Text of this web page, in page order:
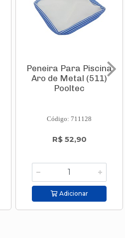
Peneira Para Piscina
Aro de Metal (511)
Pooltec
Código: 711128
R$ 52,90
Adicionar